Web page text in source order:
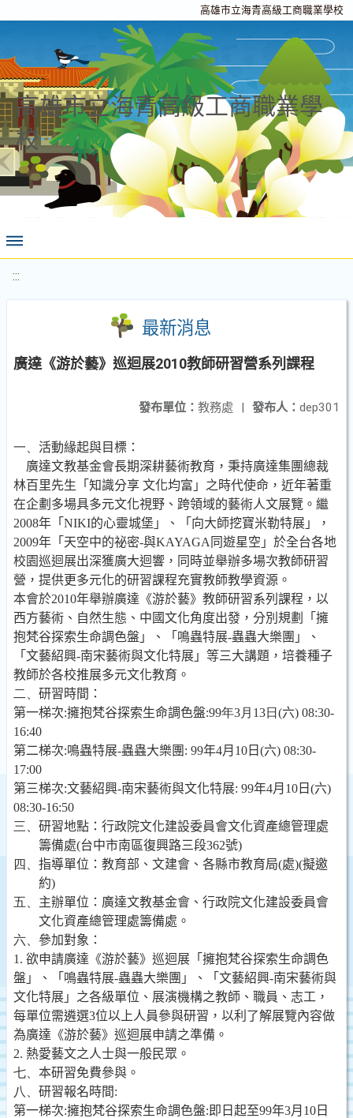
高雄市立海青高級工商職業學校
高雄市立海青高級工商職業學
校
:::
最新消息
廣達《游於藝》巡迴展2010教師研習營系列課程
發布人： dep301
發布單位： 教務處 |
一、 活動緣起與目標：
廣達文教基金會長期深耕藝術教育，秉持廣達集團總裁
林百里先生「知識分享 文化均富」之時代使命，近年著重
在企劃多場具多元文化視野、跨領域的藝術人文展覽。繼
2008年「 NIKI的心靈城堡」、「向大師挖寶米勒特展」，
2009年「天空中的祕密-與KAYAGA 同遊星空」於全台各地
校園巡迴展出深獲廣大迴響，同時並舉辦多場次教師研習
營，提供更多元化的研習課程充實教師教學資源。
本會於2010年舉辦廣達《游於藝》教師研習系列課程，以
西方藝術、自然生態、中國文化角度出發，分別規劃「擁
抱梵谷探索生命調色盤」、
「鳴蟲特展-蟲蟲大樂團」、
「文藝紹興-南宋藝術與文化特展」等三大講題，培養種子
教師於各校推展多元文化教育。
二、 研習時間：
第一梯次:擁抱梵谷探索生命調色盤:99年3月13日 (六) 08:30-
16:40
第二梯次:鳴蟲特展-蟲蟲大樂團 : 99年4月 10 日 (六) 08:30-
17:00
第三梯次:文藝紹興-南宋藝術與文化特展: 99年4月 10 日 (六)
08:30-16:50
三、 研習地點： 行政院文化建設委員會文化資產總管理處
籌備處(台中市南區復興路三段362號)
四、 指導單位：教育部、文建會、各縣市教育局(處)(擬邀
約)
五、 主辦單位：廣達文教基金會、 行政院文化建設委員會
文化資產總管理處籌備處 。
六、 參加對象：
1. 欲申請廣達《游於藝》巡迴展「擁抱梵谷探索生命調色
盤」、「鳴蟲特展-蟲蟲大樂團」、「文藝紹興-南宋藝術與
文化特展」之各級單位、展演機構之教師、職員、志工，
每單位需遴選3位以上人員參與研習，以利了解展覽內容做
為廣達《游於藝》巡迴展申請之準備。
2. 熱愛藝文之人士與一般民眾。
七、 本研習免費參與。
八、 研習報名時間:
第一梯次:擁抱梵谷探索生命調色盤: 即日起至99年3月 10 日